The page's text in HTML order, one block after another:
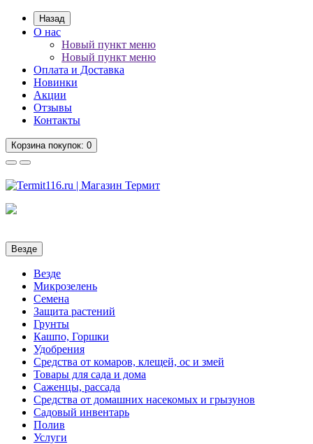
Назад
О нас
Новый пункт меню
Новый пункт меню
Оплата и Доставка
Новинки
Акции
Отзывы
Контакты
Корзинапокупок: 0
Везде
Везде
Микрозелень
Семена
Защита растений
Грунты
Кашпо, Горшки
Удобрения
Средства от комаров, клещей, ос и змей
Товары для сада и дома
Саженцы, рассада
Средства от домашних насекомых и грызунов
Садовый инвентарь
Полив
Услуги